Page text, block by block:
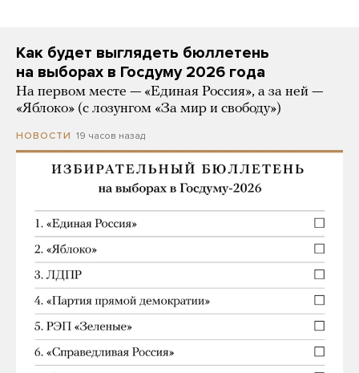
Как будет выглядеть бюллетень
на выборах в Госдуму 2026 года
На первом месте — «Единая Россия», а за ней —
«Яблоко» (с лозунгом «За мир и свободу»)
НОВОСТИ 19 часов назад